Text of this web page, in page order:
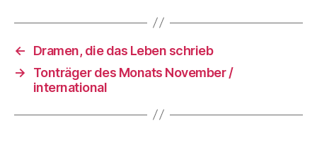
←
Dramen, die das Leben schrieb
→
Tonträger des Monats November /
international